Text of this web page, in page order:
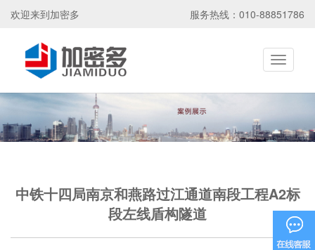
欢迎来到加密多 服务热线：010-88851786
Toggle
中铁十四局南京和燕路过江通道南段工程A2标
段左线盾构隧道